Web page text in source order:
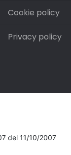
Cookie policy
Privacy policy
del 11/10/2007